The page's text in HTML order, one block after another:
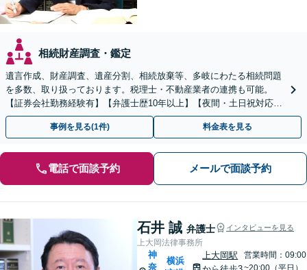
相続財産調査・鑑定
遺言作成、財産調査、遺産分割、相続放棄等、多岐にわたる相続問題
を多数、取り扱っております。税理士・不動産業者の連携も可能。
【証券会社勤務経験有】【弁護士歴10年以上】【夜間・土日祝対応】
【上大岡駅直結】
事例を見る(1件) 料金表を見る
電話で面談予約 メールで面談予約
石井 誠 弁護士 インタビューを見る
上大岡法律事務所
神
奈
横浜
上大岡駅
営業時間：09:00
~20:00（平日）